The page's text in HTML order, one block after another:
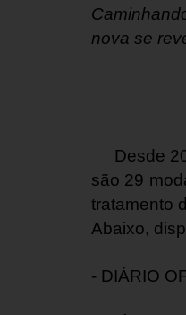
nova se
Desde
são 29
tratamento
Abaixo,
- DIÁRIO